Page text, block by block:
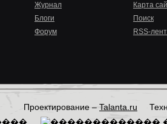
Журнал
Блоги
Форум
Карта
Поиск
RSS-
Проектирование – Talanta.ru